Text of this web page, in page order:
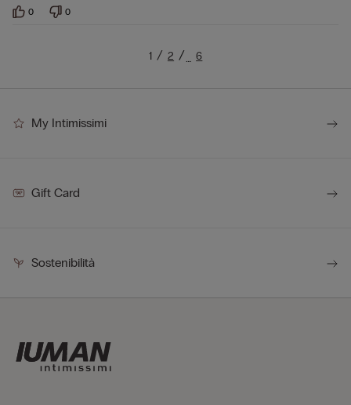
0 0
1 2 6
My Intimissimi
Gift Card
Sostenibilità